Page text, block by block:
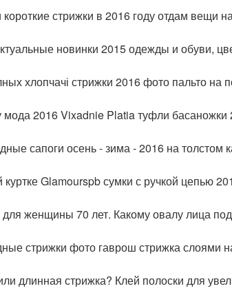
стрижки в 2016 году отдам вещи
новинки 2015 одежды и обуви,
хлопчачі стрижки 2016 фото пальто на
2016 Vixadnie Platia туфли басаножки
сапоги осень - зима - 2016 на толстом
Glamourspb сумки с ручкой цепью
для женщины 70 лет. Какому овалу лица
стрижки фото гаврош стрижка слоями
длинная стрижка? Клей полоски для